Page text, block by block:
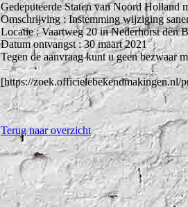
Gedeputeerde Staten van Noord Holland
Omschrijving : Instemming wijziging
Locatie : Vaartweg 20 in Nederhorst den
Datum ontvangst : 30 maart 2021
Tegen de aanvraag kunt u geen bezwaar
[https://zoek.officielebekendmakingen.nl/
Terug naar overzicht